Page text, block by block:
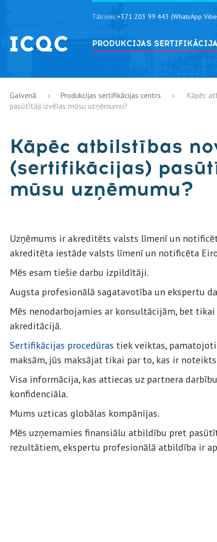
Tālrunis +371 203 99 443 (WhatsApp
PRODUKCIJAS
Galvenā Produkcijas sertifikācijas centrs
Kāpēc
pasūtītāji izvēlas mūsu uzņēmumu?
Kāpēc atbilstības
(sertifikācijas)
mūsu uzņēmumu?
Uzņēmums ir akreditēts valsts līmenī un
akreditēta iestāde valsts līmenī un notificēta
Mēs esam tiešie darbu izpildītāji.
Augsta profesionālā sagatavotība un ekspertu
Mēs nenodarbojamies ar konsultācijām, bet
akreditācijā.
Sertifikācijas procedūras tiek veiktas,
maksām, jūs maksājat tikai par to, kas ir
Visa informācija, kas attiecas uz partnera
konfidenciāla.
Mums uzticas globālas kompānijas.
Mēs uzņemamies finansiālu atbildību pret
rezultātiem, ekspertu profesionālā atbildība ir